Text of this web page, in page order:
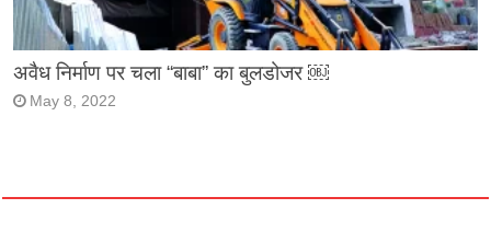
अवैध निर्माण पर चला “बाबा” का बुलडोजर ￼
May 8, 2022